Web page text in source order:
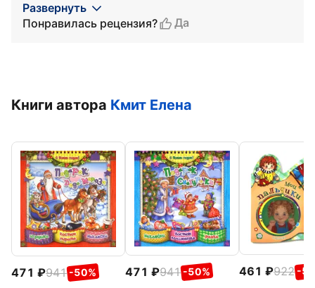
Развернуть
Понравилась рецензия?
Да
Книги автора Кмит Елена
471 941 -50% 471 941 -50% 461 922 -